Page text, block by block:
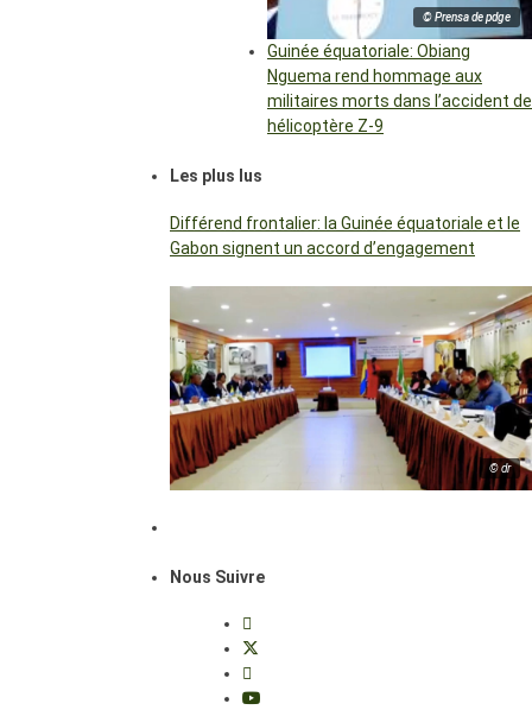
© Prensa de pdge
Guinée équatoriale: Obiang
Nguema rend hommage aux
militaires morts dans l’accident de
hélicoptère Z-9
Les plus lus
Différend frontalier: la Guinée équatoriale et le
Gabon signent un accord d’engagement
© dr
Nous Suivre